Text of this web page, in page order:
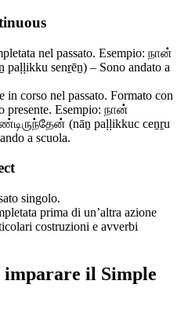
nel passato. Esempio: நான்
senṟēṉ) – Sono andato a
in corso nel passato. Formato con
presente. Esempio: நான்
(nāṉ paḷḷikkuc ceṉṟu
a scuola.
singolo.
prima di un’altra azione
costruzioni e avverbi
il Simple